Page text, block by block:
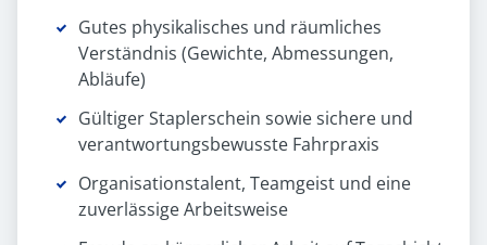
Gutes physikalisches und räumliches
Verständnis (Gewichte, Abmessungen,
Abläufe)
Gültiger Staplerschein sowie sichere und
verantwortungsbewusste Fahrpraxis
Organisationstalent, Teamgeist und eine
zuverlässige Arbeitsweise